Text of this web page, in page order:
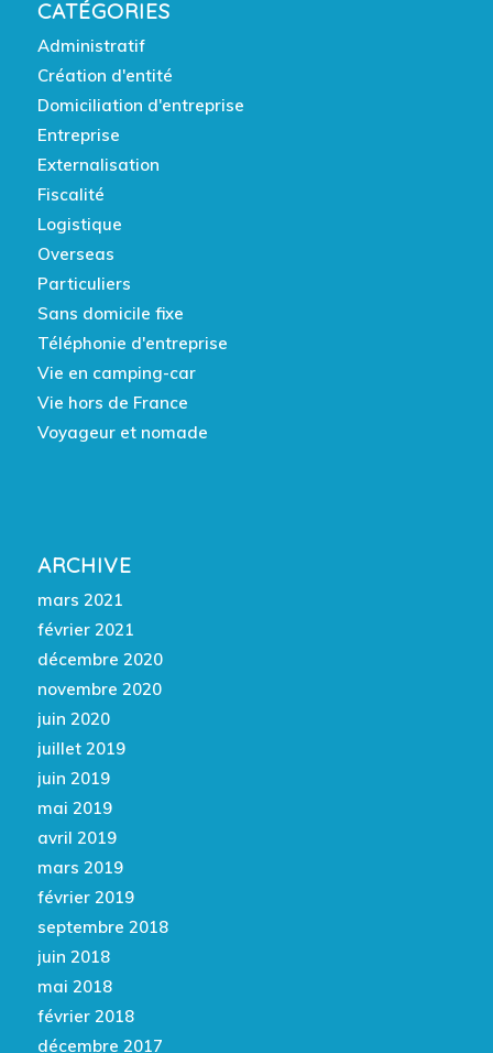
CATÉGORIES
Administratif
Création d'entité
Domiciliation d'entreprise
Entreprise
Externalisation
Fiscalité
Logistique
Overseas
Particuliers
Sans domicile fixe
Téléphonie d'entreprise
Vie en camping-car
Vie hors de France
Voyageur et nomade
ARCHIVE
mars 2021
février 2021
décembre 2020
novembre 2020
juin 2020
juillet 2019
juin 2019
mai 2019
avril 2019
mars 2019
février 2019
septembre 2018
juin 2018
mai 2018
février 2018
décembre 2017